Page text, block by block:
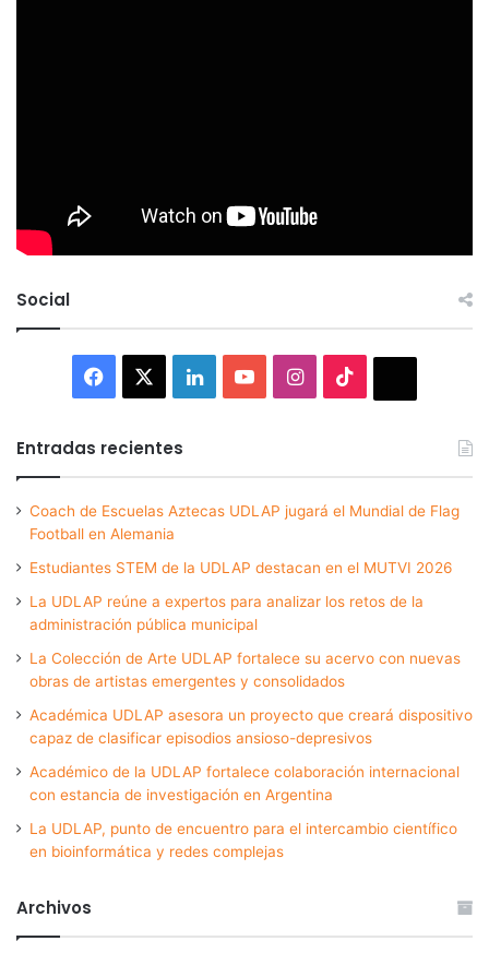
Social
Facebook LinkedInYouTubeInstagram
Entradas recientes
Coach de Escuelas Aztecas UDLAP jugará el Mundial de Flag
Football en Alemania
Estudiantes STEM de la UDLAP destacan en el MUTVI 2026
La UDLAP reúne a expertos para analizar los retos de la
administración pública municipal
La Colección de Arte UDLAP fortalece su acervo con nuevas
obras de artistas emergentes y consolidados
Académica UDLAP asesora un proyecto que creará dispositivo
capaz de clasificar episodios ansioso-depresivos
Académico de la UDLAP fortalece colaboración internacional
con estancia de investigación en Argentina
La UDLAP, punto de encuentro para el intercambio científico
en bioinformática y redes complejas
Archivos